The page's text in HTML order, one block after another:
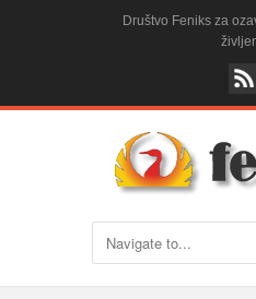
Društvo Feniks za